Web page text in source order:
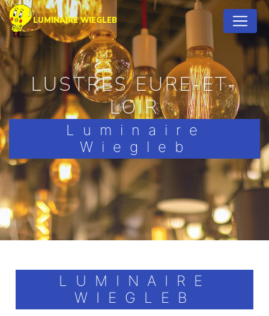
LUMINAIRE WIEGLEB
LUSTRES EURE-ET-
LOIR
Luminaire
Wiegleb
LUMINAIRE
WIEGLEB
Panneau de gestion des cookies